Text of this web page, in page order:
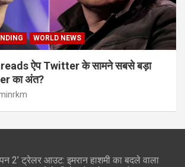
WORLD NEWS
ऐप Twitter के सामने सबसे बड़ा
का अंत?
2’ ट्रेलर आउट: इमरान हाशमी का बदले वाला